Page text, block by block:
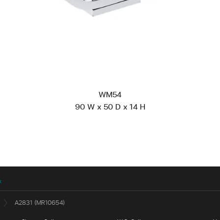
WM54
90 W x 50 D x 14 H
A2831 (MR10654)